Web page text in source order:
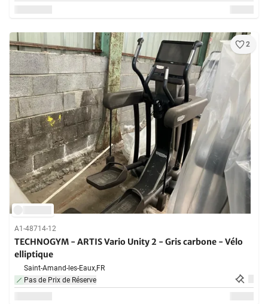
2
A1-48714-12
TECHNOGYM - ARTIS Vario Unity 2 - Gris carbone - Vélo
elliptique
Saint-Amand-les-Eaux,FR
Pas de Prix de Réserve